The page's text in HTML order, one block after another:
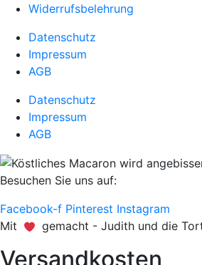
Widerrufsbelehrung
Datenschutz
Impressum
AGB
Datenschutz
Impressum
AGB
Besuchen Sie uns auf:
Facebook-f Pinterest Instagram
Mit
gemacht - Judith und die
Versandkosten